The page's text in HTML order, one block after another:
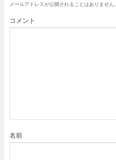
メールアドレスが公開されることはありません。
コメント
名前